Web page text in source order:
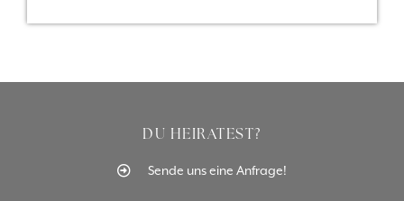
DU HEIRATEST?
Sende uns eine Anfrage!